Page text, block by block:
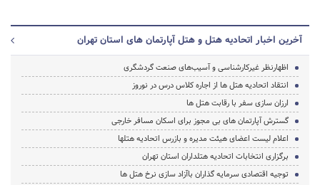
آخرین اخبار اتحادیه هتل و هتل آپارتمان های استان تهران
اظهارنظر غیرکارشناسی و آسیب‌های صنعت گردشگری
انتقاد اتحادیه هتل ها از اجاره کلاس درس در نوروز
ارزان سازی سفر با رقابت هتل ها
گسترش آپارتمان های بی مجوز برای اسکان مسافر خارجی
اعلام لیست اعضای هیئت مدیره و بازرس اتحادیه هتلها
برگزاری انتخابات اتحادیه هتلداران استان تهران
توجیه اقتصادی سرمایه گذاران باآزاد سازی نرخ هتل ها